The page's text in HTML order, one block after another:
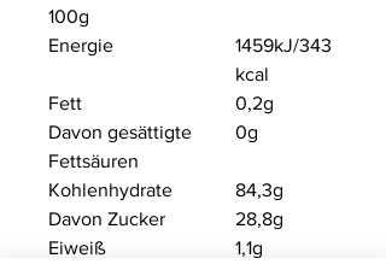
100g
Energie
1459kJ/343
kcal
Fett
Davon gesättigte
Fettsäuren
0,2g
0g
Kohlenhydrate
Davon Zucker
84,3g
28,8g
Eiweiß
1,1g